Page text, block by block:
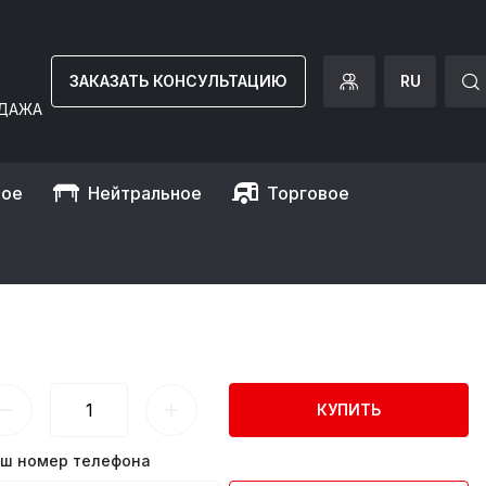
ЗАКАЗАТЬ КОНСУЛЬТАЦИЮ RU
Нейтральное Торговое
кожух) GGM Gastro
ЗАЩИТНЫЙ КОЖУХ)
КУПИТЬ
номер телефона